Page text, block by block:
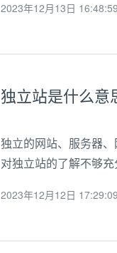
品，销售佣金将保持不
2023年12月13日 16:48:59
独立站是什么意
独立的网站、服务器
对独立站的了解不够
台，通过各种手段来获
2023年12月12日 17:29:09